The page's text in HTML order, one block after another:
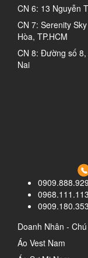
CN 6: 13 Nguyễn
CN 7: Serenity
Hòa, TP.HCM
CN 8: Đường số
Nai
Doanh Nhân -
Áo Vest Nam